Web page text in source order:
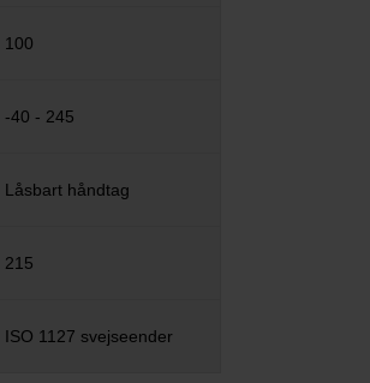
100
-40 - 245
Låsbart håndtag
215
ISO 1127 svejseender